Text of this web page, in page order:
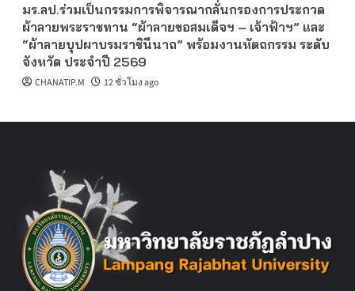
มร.ลป.ร่วมเป็นกรรมการพิจารณากลั่นกรองการประกวด
ผ้าลายพระราชทาน “ผ้าลายขอสมเด็จฯ – เจ้าฟ้าฯ” และ
“ผ้าลายบุปผาบรมราชินีนาถ” พร้อมงานหัตถกรรม ระดับ
จังหวัด ประจำปี 2569
CHANATIP.M 12 ชั่วโมง ago